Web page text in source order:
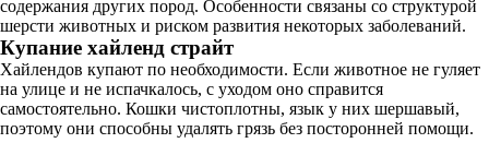
содержания других пород. Особенности связаны со структурой
шерсти животных и риском развития некоторых заболеваний.
Купание хайленд страйт
Хайлендов купают по необходимости. Если животное не гуляет
на улице и не испачкалось, с уходом оно справится
самостоятельно. Кошки чистоплотны, язык у них шершавый,
поэтому они способны удалять грязь без посторонней помощи.